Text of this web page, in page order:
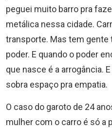
peguei muito barro pra
metálica nessa cidade.
transporte. Mas tem
poder. E quando o poder
que nasce é a arrogância.
sobra espaço pra empatia.
O caso do garoto de 24
mulher com o carro é só a